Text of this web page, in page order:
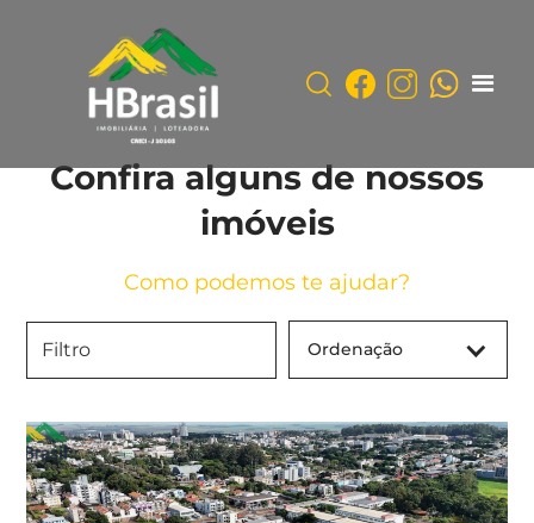
Confira alguns de nossos
imóveis
Como podemos te ajudar?
Ordenação